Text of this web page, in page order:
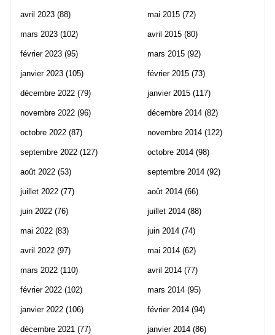
avril 2023 (88)
mars 2023 (102)
février 2023 (95)
janvier 2023 (105)
décembre 2022 (79)
novembre 2022 (96)
octobre 2022 (87)
septembre 2022 (127)
août 2022 (53)
juillet 2022 (77)
juin 2022 (76)
mai 2022 (83)
avril 2022 (97)
mars 2022 (110)
février 2022 (102)
janvier 2022 (106)
décembre 2021 (77)
mai 2015 (72)
avril 2015 (80)
mars 2015 (92)
février 2015 (73)
janvier 2015 (117)
décembre 2014 (82)
novembre 2014 (122)
octobre 2014 (98)
septembre 2014 (92)
août 2014 (66)
juillet 2014 (88)
juin 2014 (74)
mai 2014 (62)
avril 2014 (77)
mars 2014 (95)
février 2014 (94)
janvier 2014 (86)